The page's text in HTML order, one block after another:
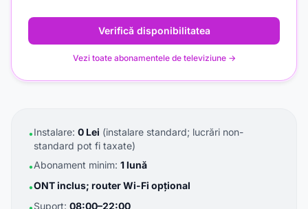
Verifică disponibilitatea
Vezi toate abonamentele de televiziune →
•Instalare: 0 Lei (instalare standard; lucrări non-
standard pot fi taxate)
•Abonament minim: 1 lună
•ONT inclus; router Wi-Fi opțional
Suport: 08:00–22:00